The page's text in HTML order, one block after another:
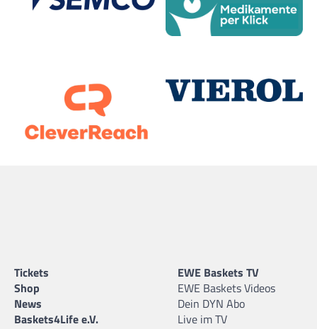
Tickets
Shop
News
Baskets4Life e.V.
EWE Baskets TV
EWE Baskets Videos
Dein DYN Abo
Live im TV